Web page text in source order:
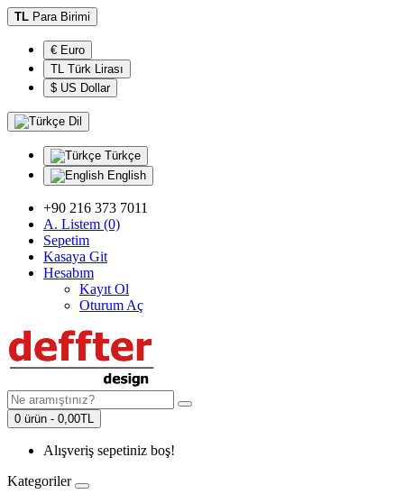
TL Para Birimi
€ Euro
TL Türk Lirası
$ US Dollar
Dil
Türkçe
English
+90 216 373 7011
A. Listem (0)
Sepetim
Kasaya Git
Hesabım
Kayıt Ol
Oturum Aç
0 ürün - 0,00TL
Alışveriş sepetiniz boş!
Kategoriler